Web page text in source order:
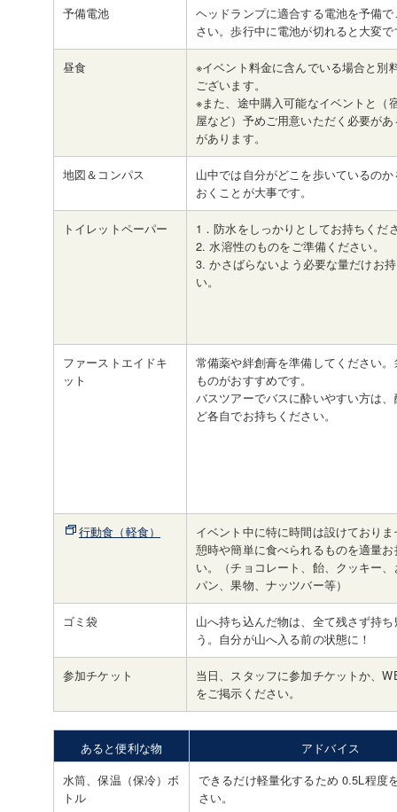
予備電池
ヘッドランプに適合する電池を予備
さい。歩行中に電池が切れると大変
昼食
※イベント料金に含んでいる場合と別
ございます。
※また、途中購入可能なイベントと（
屋など）予めご用意いただく必要が
があります。
地図＆コンパス
山中では自分がどこを歩いているの
おくことが大事です。
トイレットペーパー
1．防水をしっかりとしてお持ちくだ
2. 水溶性のものをご準備ください。
3. かさばらないよう必要な量だけお
い。
ファーストエイドキ
ット
常備薬や絆創膏を準備してください
ものがおすすめです。
バスツアーでバスに酔いやすい方は
ど各自でお持ちください。
行動食（軽食）
イベント中に特に時間は設けており
憩時や簡単に食べられるものを適量
い。（チョコレート、飴、クッキー
パン、果物、ナッツバー等）
ゴミ袋
山へ持ち込んだ物は、全て残さず持
う。自分が山へ入る前の状態に！
参加チケット
当日、スタッフに参加チケットか、
をご掲示ください。
あると便利な物
アドバイス
水筒、保温（保冷）ボ
トル
できるだけ軽量化するため 0.5L程度
さい。